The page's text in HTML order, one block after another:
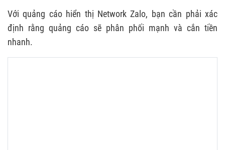
Với quảng cáo hiển thị Network Zalo, bạn cần phải xác
định rằng quảng cáo sẽ phân phối mạnh và cắn tiền
nhanh.